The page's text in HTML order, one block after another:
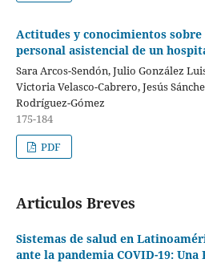
Actitudes y conocimientos
personal asistencial de un
Sara Arcos-Sendón, Julio González
Victoria Velasco-Cabrero, Jesús
Rodríguez-Gómez
175-184
PDF
Articulos Breves
Sistemas de salud en
ante la pandemia COVID-19: